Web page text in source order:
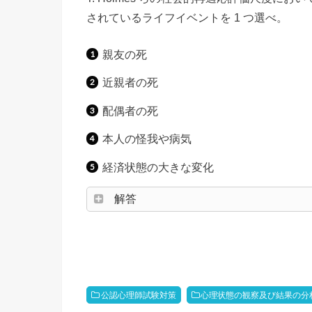
されているライフイベントを 1 つ選べ。
親友の死
近親者の死
配偶者の死
本人の怪我や病気
経済状態の大きな変化
解答
公認心理師試験対策 心理状態の観察及び結果の分